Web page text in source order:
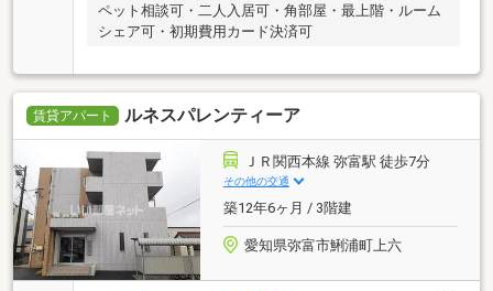
ペット相談可・二人入居可・角部屋・最上階・ルーム
シェア可・初期費用カード決済可
賃貸アパート ルネスパレンティーア
ＪＲ関西本線 弥富駅 徒歩7分
その他の交通
築12年6ヶ月 / 3階建
愛知県弥富市鯏浦町上六